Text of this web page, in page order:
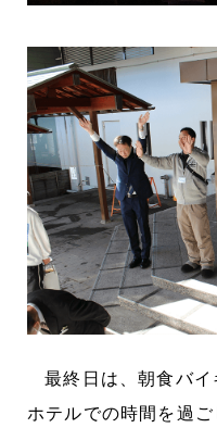
最終日は、朝食バ
ホテルでの時間を過ご